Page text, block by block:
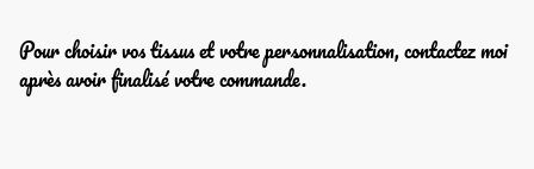
Pour choisir vos tissus et votre personnalisation, contactez moi
après avoir finalisé votre commande.